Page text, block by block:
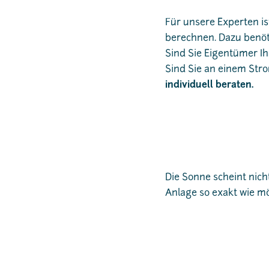
Für unsere Experten
berechnen. Dazu
Sind Sie Eigentümer
Sind Sie an einem
individuell beraten.
Die Sonne scheint
Anlage so exakt wie